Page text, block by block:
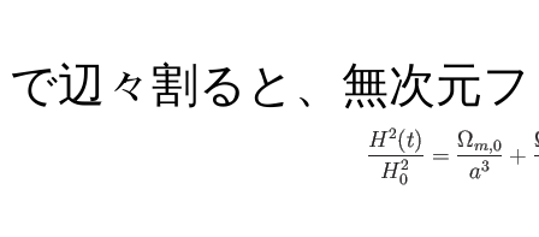
で辺々割ると、無次元